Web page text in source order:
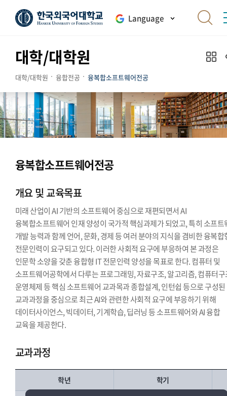
Language
대학/대학원
대학/대학원 융합전공 융복합소프트웨어전공
융복합소프트웨어전공
개요 및 교육목표
미래 산업이 AI 기반의 소프트웨어 중심으로 재편되면서 AI
융복합소프트웨어 인재 양성이 국가적 핵심과제가 되었고, 특히 소프트
개발 능력과 함께 언어, 문화, 경제 등 여러 분야의 지식을 겸비한 융복합
전문인력이 요구되고 있다. 이러한 사회적 요구에 부응하여 본 과정은
인문학 소양을 갖춘 융합형 IT 전문인력 양성을 목표로 한다. 컴퓨터 및
소프트웨어공학에서 다루는 프로그래밍, 자료구조, 알고리즘, 컴퓨터
운영체제 등 핵심 소프트웨어 교과목과 종합설계, 인턴쉽 등으로 구성된
교과과정을 중심으로 최근 AI와 관련한 사회적 요구에 부응하기 위해
데이터사이언스, 빅데이터, 기계학습, 딥러닝 등 소프트웨어와 AI 융합
교육을 제공한다.
교과과정
학년 학기